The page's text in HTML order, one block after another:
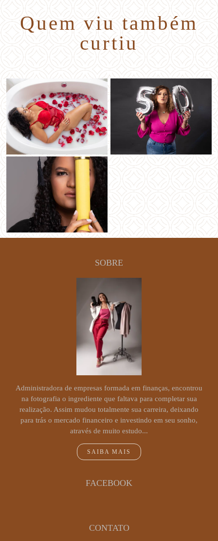
Quem viu também
curtiu
SOBRE
Administradora de empresas formada em finanças, encontrou
na fotografia o ingrediente que faltava para completar sua
realização. Assim mudou totalmente sua carreira, deixando
para trás o mercado financeiro e investindo em seu sonho,
através de muito estudo...
SAIBA MAIS
FACEBOOK
CONTATO